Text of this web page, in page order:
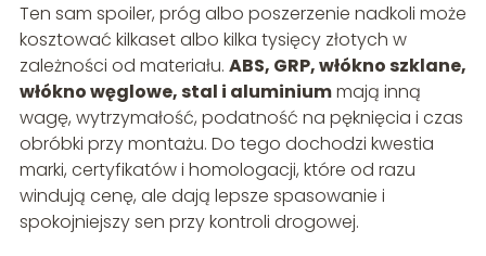
Ten sam spoiler, próg albo poszerzenie nadkoli może
kosztować kilkaset albo kilka tysięcy złotych w
zależności od materiału. ABS, GRP, włókno szklane,
włókno węglowe, stal i aluminiummają inną
wagę, wytrzymałość, podatność na pęknięcia i czas
obróbki przy montażu. Do tego dochodzi kwestia
marki, certyfikatów i homologacji, które od razu
windują cenę, ale dają lepsze spasowanie i
spokojniejszy sen przy kontroli drogowej.